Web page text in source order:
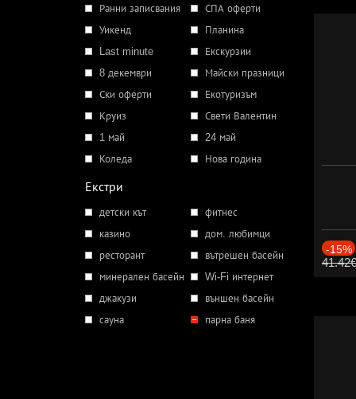
Ранни записвания
СПА оферти
Уикенд
Планина
Last minute
Екскурзии
8 декември
Майски празници
Ски оферти
Екотуризъм
Круиз
Свети Валентин
1 май
24 май
Коледа
Нова година
Екстри
детски кът
фитнес
казино
дом. любимци
ресторант
вътрешен басейн
минерален басейн
Wi-Fi интернет
джакузи
външен басейн
сауна
парна баня
-15%
41.42€